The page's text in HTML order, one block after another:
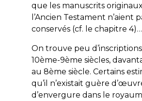
que les manuscrits
l’Ancien Testament n’aient
conservés (cf. le chapitre 4)…
On trouve peu
10ème-9ème siècles,
au 8ème siècle. Certains
qu’il n’existait guère
d’envergure dans le